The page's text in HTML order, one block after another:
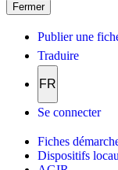
Fermer
Publier une
Traduire
FR
Se connecter
Fiches
Dispositifs